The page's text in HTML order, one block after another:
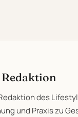
des
und Praxis zu